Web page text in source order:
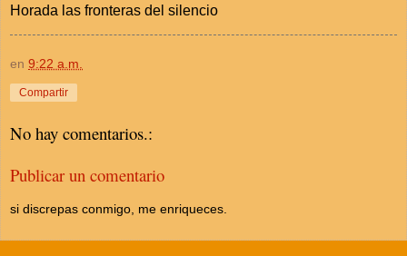
Horada las fronteras del silencio
en 9:22 a.m.
Compartir
No hay comentarios.:
Publicar un comentario
si discrepas conmigo, me enriqueces.